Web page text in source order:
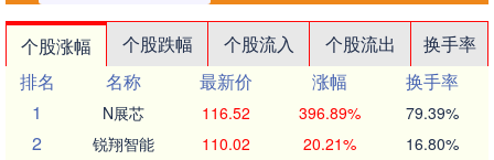
个股涨幅 个股跌幅 个股流入 个股流出
换手率
排名
名称 最新价 涨幅
换手率
1
N展芯 116.52 396.89% 79.39%
2 锐翔智能 110.02 20.21% 16.80%